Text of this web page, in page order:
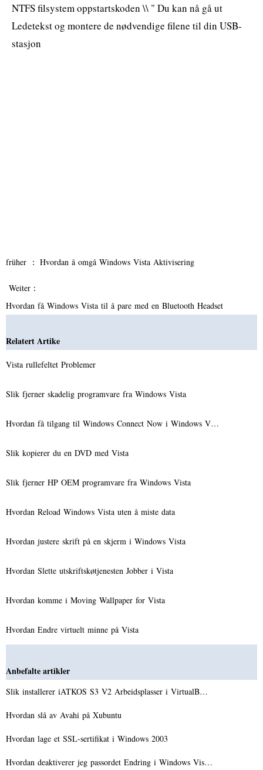
NTFS filsystem oppstartskoden \\ " Du kan nå gå ut
Ledetekst og montere de nødvendige filene til din USB-
stasjon
früher ： Hvordan å omgå Windows Vista Aktivisering
Weiter：
Hvordan få Windows Vista til å pare med en Bluetooth Headset
Relatert Artike
Vista rullefeltet Problemer
Slik fjerner skadelig programvare fra Windows Vista
Hvordan få tilgang til Windows Connect Now i Windows V…
Slik kopierer du en DVD med Vista
Slik fjerner HP OEM programvare fra Windows Vista
Hvordan Reload Windows Vista uten å miste data
Hvordan justere skrift på en skjerm i Windows Vista
Hvordan Slette utskriftskøtjenesten Jobber i Vista
Hvordan komme i Moving Wallpaper for Vista
Hvordan Endre virtuelt minne på Vista
Anbefalte artikler
Slik installerer iATKOS S3 V2 Arbeidsplasser i VirtualB…
Hvordan slå av Avahi på Xubuntu
Hvordan lage et SSL-sertifikat i Windows 2003
Hvordan deaktiverer jeg passordet Endring i Windows Vis…